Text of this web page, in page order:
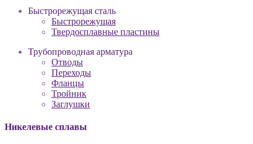
Быстрорежущая сталь
Быстрорежущая
Твердосплавные пластины
Трубопроводная арматура
Отводы
Переходы
Фланцы
Тройник
Заглушки
Никелевые сплавы